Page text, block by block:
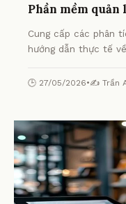
Phần mềm quản
Cung cấp các phân
hướng dẫn thực tế
🕒 27/05/2026•✍️ Trần